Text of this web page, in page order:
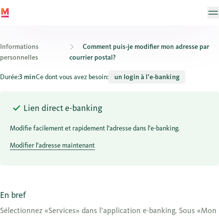
Informations
personnelles
Comment puis-je modifier mon adresse par
courrier postal?
Comment puis-je modifier mon adresse dans l’e-banking?
Durée:3 minCe dont vous avez besoin: un login à l’e-banking
Lien direct e-banking
Modifie facilement et rapidement l’adresse dans l’e-banking.
Modifier l’adresse maintenant
En bref
Sélectionnez «Services» dans l’application e-banking. Sous «Mon